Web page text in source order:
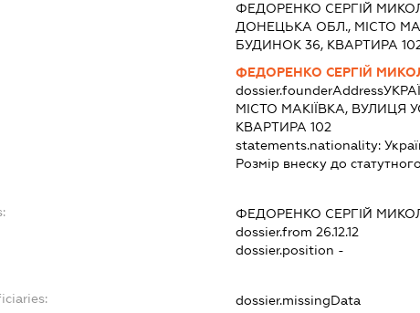
ФЕДОРЕНКО СЕРГІЙ
ДОНЕЦЬКА ОБЛ., МІСТО
БУДИНОК 36, КВАРТИРА
ФЕДОРЕНКО СЕРГІЙ
dossier.founderAddress
МІСТО МАКІЇВКА, ВУЛИЦЯ
КВАРТИРА 102
statements.nationality:
Розмір внеску до
ФЕДОРЕНКО СЕРГІЙ
dossier.from 26.12.12
dossier.position -
dossier.missingData